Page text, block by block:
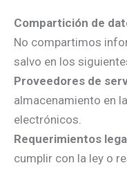
Compartición de
No compartimos
salvo en los
Proveedores de
almacenamiento en
electrónicos.
Requerimientos
cumplir con la ley o